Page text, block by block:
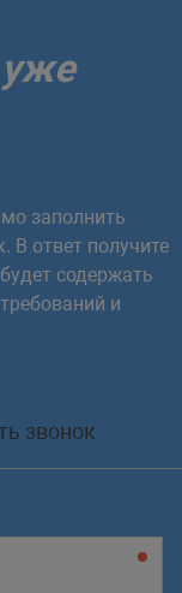
уже
заполнить
В ответ получите
содержать
и
звонок